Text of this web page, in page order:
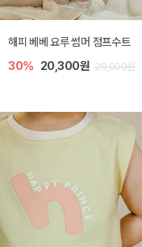
해피 베베 요루 썸머 점프수트
30% 20,300원 29,000원